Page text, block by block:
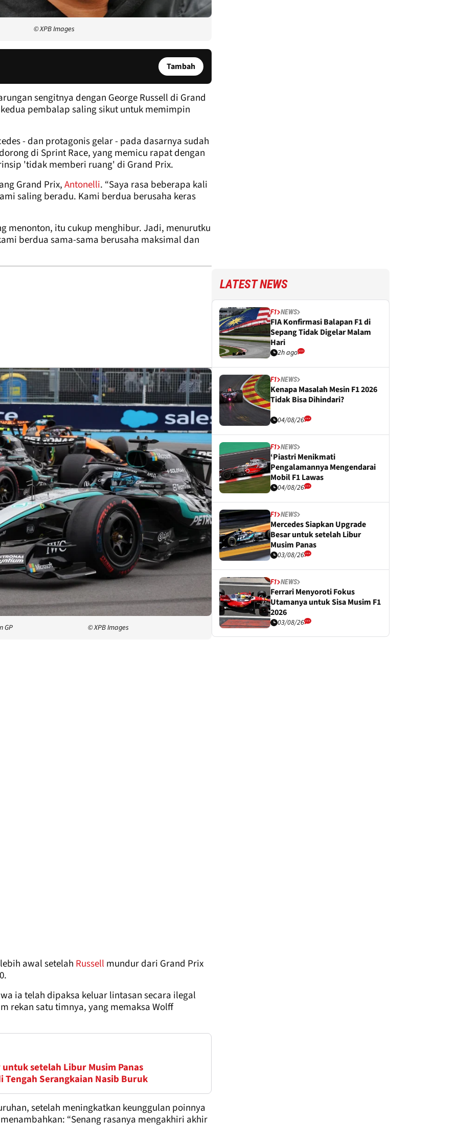
© XPB Images
Tambah
sengitnya dengan George Russell di Grand
pembalap saling sikut untuk memimpin
- dan protagonis gelar - pada dasarnya sudah
di Sprint Race, yang memicu rapat dengan
'tidak memberi ruang' di Grand Prix.
Grand Prix,Antonelli. “Saya rasa beberapa kali
saling beradu. Kami berdua berusaha keras
menonton, itu cukup menghibur. Jadi, menurutku
berdua sama-sama berusaha maksimal dan
GP © XPB Images
awal setelah Russell mundur dari Grand Prix
ia telah dipaksa keluar lintasan secara ilegal
rekan satu timnya, yang memaksa Wolff
setelah Libur Musim Panas
Serangkaian Nasib Buruk
setelah meningkatkan keunggulan poinnya
“Senang rasanya mengakhiri akhir
LATEST NEWS
F1 NEWS
FIA Konfirmasi Balapan F1 di
Sepang Tidak Digelar Malam
Hari
2h ago
F1 NEWS
Kenapa Masalah Mesin F1 2026
Tidak Bisa Dihindari?
04/08/26
F1 NEWS
‘Piastri Menikmati
Pengalamannya Mengendarai
Mobil F1 Lawas
04/08/26
F1 NEWS
Mercedes Siapkan Upgrade
Besar untuk setelah Libur
Musim Panas
03/08/26
F1 NEWS
Ferrari Menyoroti Fokus
Utamanya untuk Sisa Musim F1
2026
03/08/26